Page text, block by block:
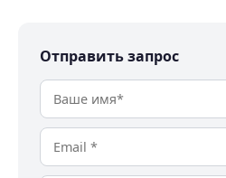
Отправить запрос